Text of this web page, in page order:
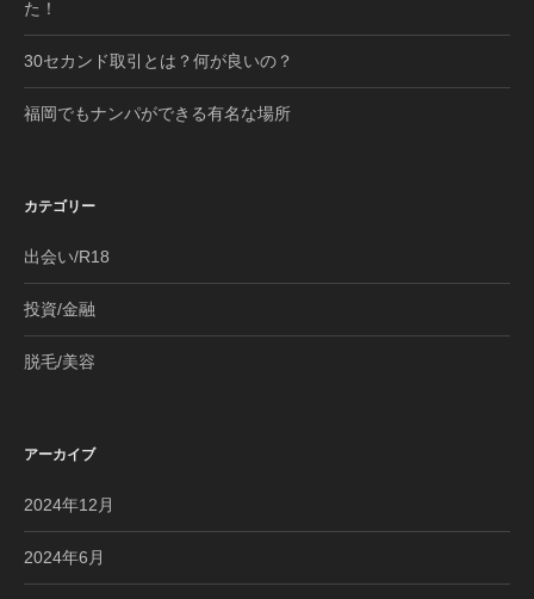
た！
30セカンド取引とは？何が良いの？
福岡でもナンパができる有名な場所
カテゴリー
出会い/R18
投資/金融
脱毛/美容
アーカイブ
2024年12月
2024年6月